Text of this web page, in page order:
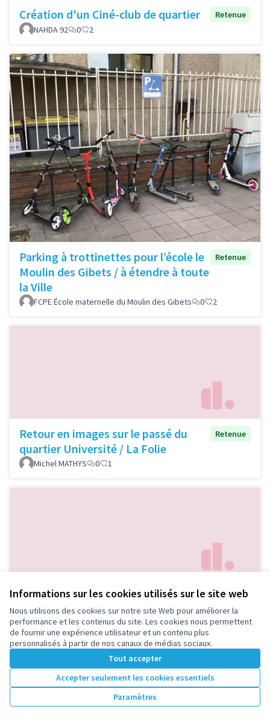
Informations sur les cookies utilisés sur le site web
Nous utilisons des cookies sur notre site Web pour améliorer la
performance et les contenus du site. Les cookies nous permettent
de fournir une expérience utilisateur et un contenu plus
personnalisés à partir de nos canaux de médias sociaux.
Tout accepter
Accepter seulement les cookies essentiels
Paramètres
Création d'un Ciné-club de quartier
Retenue
NAHDA 92
0 2
Parking à trottinettes pour l’école le
Moulin des Gibets / à étendre à toute
la Ville
Retenue
FCPE École maternelle du Moulin des Gibets 0 2
Retour en images sur le passé du
quartier Université / La Folie
Retenue
Michel MATHYS 0 1
A la découverte de nos bienfaitrices
les abeilles
Retenue
biodiversité 0 1